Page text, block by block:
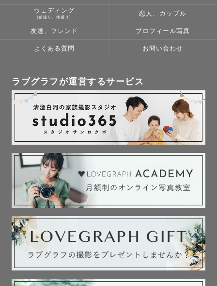
🌟指名特典🌟
撮影日がくもりの場合でも
青空や夕日の合成をさせていただきます。(数枚程度)
ご希望であれば星空を合成することも可能ですので
お気軽にお申し付けください。
🌟写真公開特典🌟
(ご希望の場合は撮影日までに必ずご連絡ください)
通常よりも30枚多く納品いたします！
例：七五三撮影など、75枚納品のプラン→105枚以上
ウエディングスタンダードなど、150枚納品のプラン
→180枚以上
🌟以上です🌟
ウェディング
(前撮り、後撮り)
恋人、カップル
友達、フレンド プロフィール写真
よくある質問 お問い合わせ
ラブグラフが運営するサービス